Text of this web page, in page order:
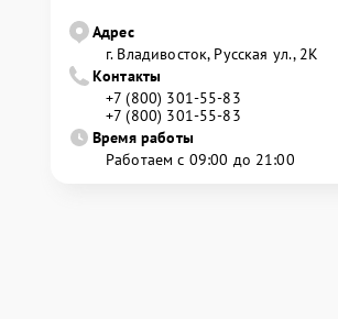
Адрес
г. Владивосток, Русская ул., 2К
Контакты
+7 (800) 301-55-83
+7 (800) 301-55-83
Время работы
Работаем с 09:00 до 21:00